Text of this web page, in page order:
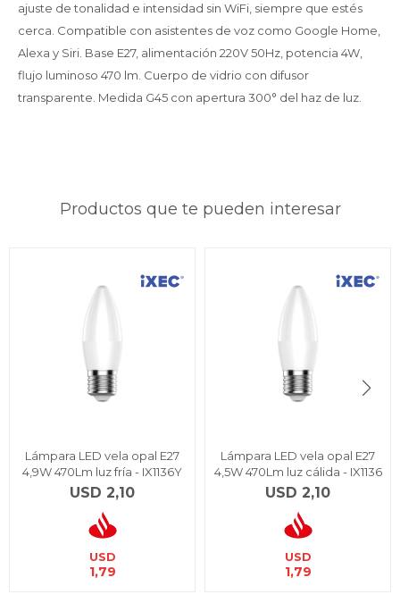
ajuste de tonalidad e intensidad sin WiFi, siempre que estés
cerca. Compatible con asistentes de voz como Google Home,
Alexa y Siri. Base E27, alimentación 220V 50Hz, potencia 4W,
flujo luminoso 470 lm. Cuerpo de vidrio con difusor
transparente. Medida G45 con apertura 300° del haz de luz.
Productos que te pueden interesar
Lámpara LED vela opal E27
4,9W 470Lm luz fría - IX1136Y
USD 2,10
USD
1,79
Lámpara LED vela opal E27
4,5W 470Lm luz cálida - IX1136
USD 2,10
USD
1,79